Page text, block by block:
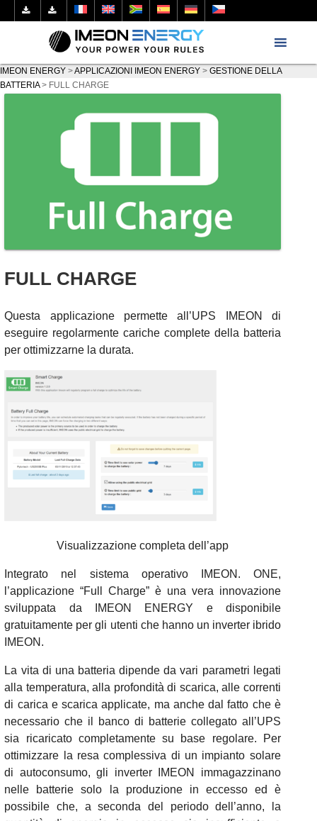
IMEON ENERGY >APPLICAZIONI IMEON ENERGY > GESTIONE DELLA
BATTERIA > FULL CHARGE
FULL CHARGE
Questa applicazione permette all’UPS IMEON di
eseguire regolarmente cariche complete della batteria
per ottimizzarne la durata.
Visualizzazione completa dell’app
Integrato nel sistema operativo IMEON. ONE,
l’applicazione “Full Charge” è una vera innovazione
sviluppata da IMEON ENERGY e disponibile
gratuitamente per gli utenti che hanno un inverter ibrido
IMEON.
La vita di una batteria dipende da vari parametri legati
alla temperatura, alla profondità di scarica, alle correnti
di carica e scarica applicate, ma anche dal fatto che è
necessario che il banco di batterie collegato all’UPS
sia ricaricato completamente su base regolare. Per
ottimizzare la resa complessiva di un impianto solare
di autoconsumo, gli inverter IMEON immagazzinano
nelle batterie solo la produzione in eccesso ed è
possibile che, a seconda del periodo dell’anno, la